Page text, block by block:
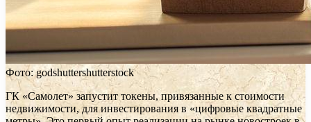
Фото: godshuttershutterstock
ГК «Самолет» запустит токены, привязанные к стоимости
недвижимости, для инвестирования в «цифровые квадратные